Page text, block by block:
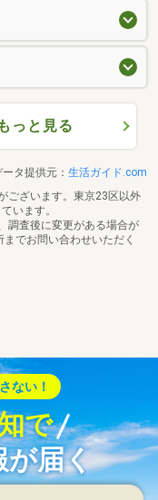
っと見る
タ提供元： 生活ガイド.com
ございます。東京23区以外
います。
調査後に変更がある場合が
でお問い合わせいただく
ない！
で
が届く